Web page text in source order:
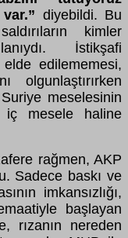
diyebildi. Bu
kimler
İstikşafi
edilememesi,
olgunlaştırırken
meselesinin
iç mesele haline
rağmen, AKP
Sadece baskı ve
imkansızlığı,
başlayan
rızanın nereden